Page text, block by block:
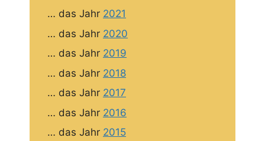
… das Jahr 2021
… das Jahr 2020
… das Jahr 2019
… das Jahr 2018
… das Jahr 2017
… das Jahr 2016
… das Jahr 2015